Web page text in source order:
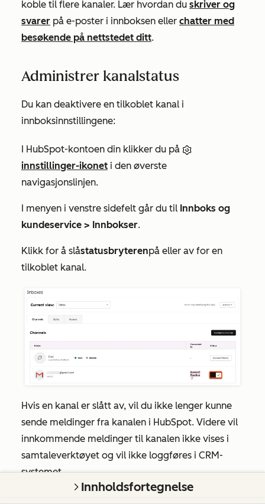
koble til flere kanaler. Lær hvordan du skriver og
svarer på e-poster i innboksen eller chatter med
besøkende på nettstedet ditt.
Administrer kanalstatus
Du kan deaktivere en tilkoblet kanal i
innboksinnstillingene:
I HubSpot-kontoen din klikker du på
innstillinger-ikonet i den øverste
navigasjonslinjen.
I menyen i venstre sidefelt går du til Innboks og
kundeservice > Innbokser.
Klikk for å slåstatusbryterenpå eller av for en
tilkoblet kanal.
Hvis en kanal er slått av, vil du ikke lenger kunne
sende meldinger fra kanalen i HubSpot. Videre vil
innkommende meldinger til kanalen ikke vises i
samtaleverktøyet og vil ikke loggføres i CRM-
systemet.
Innholdsfortegnelse